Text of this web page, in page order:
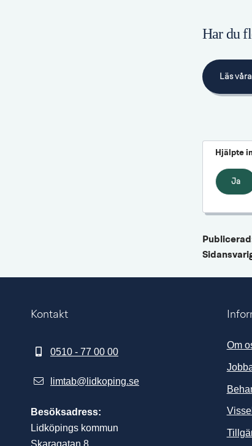
Har du
Läs
Hjälpte
Ja
Kontakt
0510 - 77 00 00
limtab@lidkoping.se
Besöksadress:
Lidköpings kommun
Om